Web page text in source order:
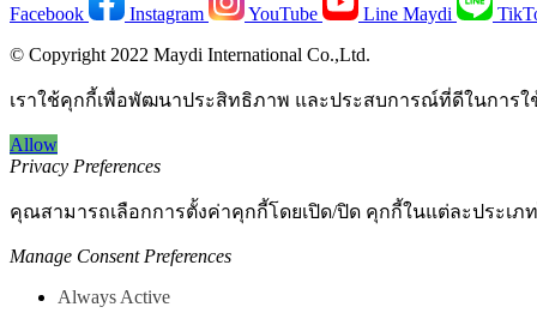
Facebook Instagram YouTube Line Maydi
© Copyright 2022 Maydi International Co.,Ltd.
เราใช้คุกกี้เพื่อพัฒนาประสิทธิภาพ และประสบการณ์ที่ดีในการ
Allow
Privacy Preferences
คุณสามารถเลือกการตั้งค่าคุกกี้โดยเปิด/ปิด คุกกี้ในแต่ละประเภ
Manage Consent Preferences
Always Active